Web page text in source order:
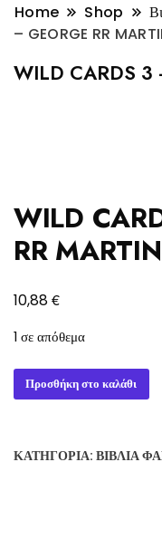
Home Shop
– GEORGE RR
WILD CARDS 3
WILD
RR MARTIN
10,88€
1 σε απόθεμα
WILD
CARDS
GEORGE
Προσθήκη στο καλάθι
ΚΑΤΗΓΟΡΊΑ: ΒΙΒΛΊΑ